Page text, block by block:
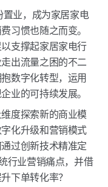
置业，成为家居家电
习惯也随之而变。
支撑起家居家电行
出流量之困的不二
数字化转型，运用
业的可持续发展。
度探索新的商业模
化升级和营销模式
过创新技术精准定
行业营销痛点，并借
下单转化率？